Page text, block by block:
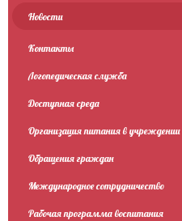
Новости
Контакты
Логопедическая служба
Доступная среда
Организация питания в учреждении
Обращения граждан
Международное сотрудничество
Рабочая программа воспитания